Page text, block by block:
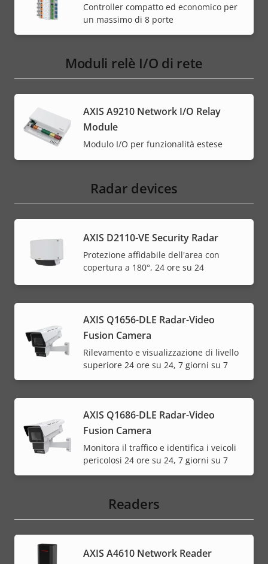
Controller compatto ed economico per
un massimo di 8 porte
Moduli relè I/O di rete
AXIS A9210 Network I/O Relay
Module
Modulo I/O per funzionalità estese
Radar devices
AXIS D2110-VE Security Radar
Protezione affidabile dell'area con
copertura a 180°, 24 ore su 24
AXIS Q1656-DLE Radar-Video
Fusion Camera
Rilevamento e visualizzazione di livello
superiore 24 ore su 24, 7 giorni su 7
AXIS Q1686-DLE Radar-Video
Fusion Camera
Monitora il traffico e identifica i veicoli
pericolosi 24 ore su 24, 7 giorni su 7
Readers
AXIS A4610 Network Reader